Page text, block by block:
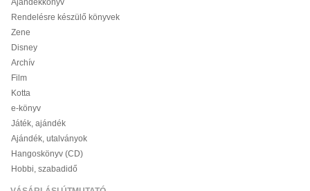
Ajándékkönyv
Rendelésre készülő könyvek
Zene
Disney
Archív
Film
Kotta
e-könyv
Játék, ajándék
Ajándék, utalványok
Hangoskönyv (CD)
Hobbi, szabadidő